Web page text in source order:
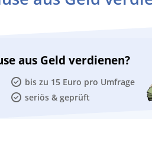
aus Geld verdienen?
bis zu 15 Euro pro Umfrage
seriös & geprüft